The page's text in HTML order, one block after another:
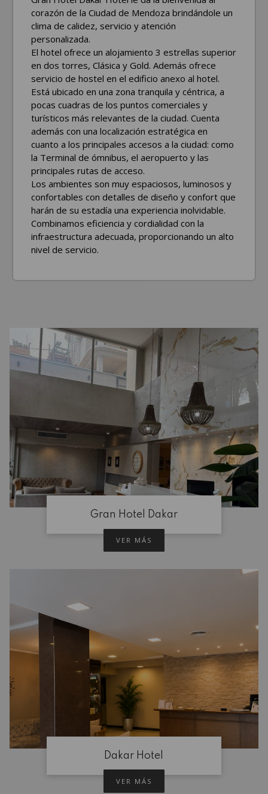
corazón de la Ciudad de Mendoza brindándole un
clima de calidez, servicio y atención
personalizada.
El hotel ofrece un alojamiento 3 estrellas superior
en dos torres, Clásica y Gold. Además ofrece
servicio de hostel en el edificio anexo al hotel.
Está ubicado en una zona tranquila y céntrica, a
pocas cuadras de los puntos comerciales y
turísticos más relevantes de la ciudad. Cuenta
además con una localización estratégica en
cuanto a los principales accesos a la ciudad: como
la Terminal de ómnibus, el aeropuerto y las
principales rutas de acceso.
Los ambientes son muy espaciosos, luminosos y
confortables con detalles de diseño y confort que
harán de su estadía una experiencia inolvidable.
Combinamos eficiencia y cordialidad con la
infraestructura adecuada, proporcionando un alto
nivel de servicio.
Gran Hotel Dakar
VER MÁS
Dakar Hotel
VER MÁS